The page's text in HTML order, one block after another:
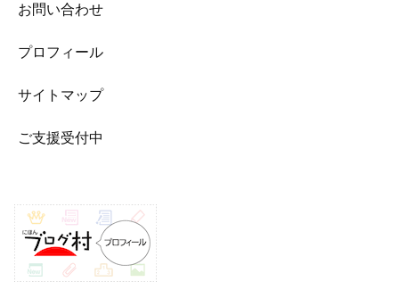
お問い合わせ
プロフィール
サイトマップ
ご支援受付中